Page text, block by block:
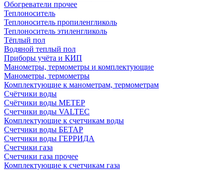
Обогреватели прочее
Теплоноситель
Теплоноситель пропиленгликоль
Теплоноситель этиленгликоль
Тёплый пол
Водяной теплый пол
Приборы учёта и КИП
Манометры, термометры и комплектующие
Манометры, термометры
Комплектующие к манометрам, термометрам
Счётчики воды
Счётчики воды МЕТЕР
Счетчики воды VALTEC
Комплектующие к счетчикам воды
Счетчики воды БЕТАР
Счетчики воды ГЕРРИДА
Счетчики газа
Счетчики газа прочее
Комплектующие к счетчикам газа